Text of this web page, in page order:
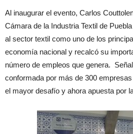
Al inaugurar el evento, Carlos
Cámara de la Industria Textil de
al sector textil como uno de los
economía nacional y recalcó su
número de empleos que genera.
conformada por más de 300
el mayor desafío y ahora apuesta por